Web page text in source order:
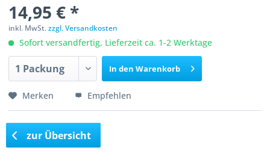
14,95 € *
inkl. MwSt.zzgl. Versandkosten
Sofort versandfertig, Lieferzeit ca. 1-2 Werktage
In den Warenkorb
Merken Empfehlen
zur Übersicht